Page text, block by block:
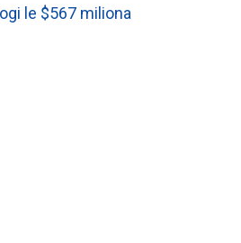
le $567 miliona